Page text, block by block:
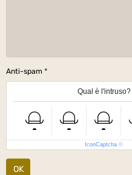
Anti-spam
Qual è l'intruso?
IconCaptcha ©
OK